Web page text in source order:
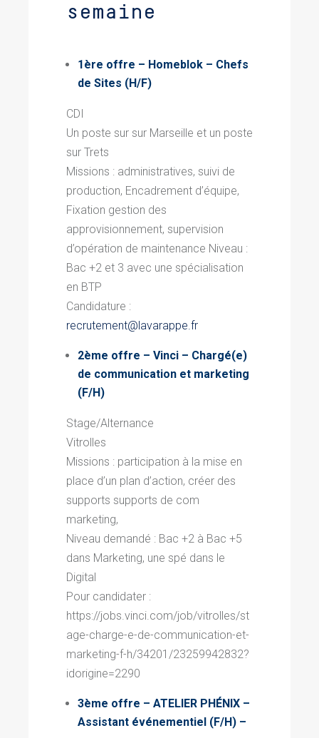
semaine
1ère offre – Homeblok – Chefs
de Sites (H/F)
CDI
Un poste sur sur Marseille et un poste
sur Trets
Missions : administratives, suivi de
production, Encadrement d’équipe,
Fixation gestion des
approvisionnement, supervision
d’opération de maintenance Niveau :
Bac +2 et 3 avec une spécialisation
en BTP
Candidature :
recrutement@lavarappe.fr
2ème offre – Vinci – Chargé(e)
de communication et marketing
(F/H)
Stage/Alternance
Vitrolles
Missions : participation à la mise en
place d’un plan d’action, créer des
supports supports de com
marketing,
Niveau demandé : Bac +2 à Bac +5
dans Marketing, une spé dans le
Digital
Pour candidater :
https://jobs.vinci.com/job/vitrolles/st
age-charge-e-de-communication-et-
marketing-f-h/34201/23259942832?
idorigine=2290
3ème offre – ATELIER PHÉNIX –
Assistant événementiel (F/H) –